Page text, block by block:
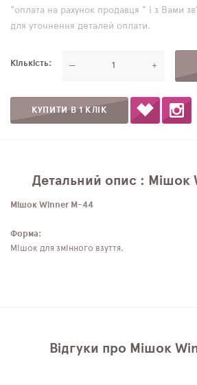
"оплата на рахунок продавця " і з Вами
для уточнення деталей оплати.
Кількість — +
КУПИТИ В 1 КЛІК
Детальний опис : Мішок
Мішок Winner M-44
Форма:
Мішок для змінного взуття.
Відгуки про Мішок